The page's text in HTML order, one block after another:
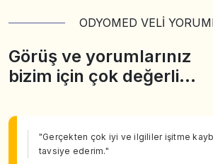
ODYOMED VELİ
Görüş ve yorumlarınız
bizim için çok değerli…
"Gerçekten çok iyi ve ilgililer işitme
tavsiye ederim."